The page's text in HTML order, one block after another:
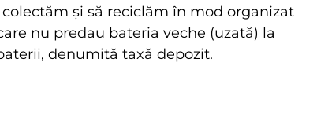
şi să reciclăm în mod organizat
nu predau bateria veche (uzată) la
denumită taxă depozit.